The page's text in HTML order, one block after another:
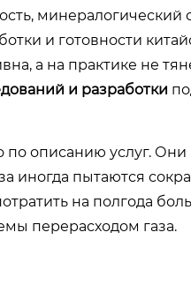
минералогический
и готовности
а на практике не
и разработки
по описанию услуг.
иногда пытаются
на полгода
перерасходом газа.